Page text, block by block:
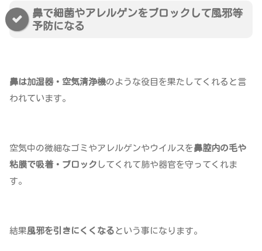
鼻で細菌やアレルゲンをブロックして風邪等
予防になる
鼻は加湿器・空気清浄機のような役目を果たしてくれると言
われています。
空気中の微細なゴミやアレルゲンやウイルスを鼻腔内の毛や
粘膜で吸着・ブロック してくれて肺や器官を守ってくれま
す。
結果風邪を引きにくくなる という事になります。